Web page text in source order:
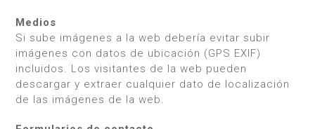
Medios
Si sube imágenes a la web debería evitar subir
imágenes con datos de ubicación (GPS EXIF)
incluidos. Los visitantes de la web pueden
descargar y extraer cualquier dato de localización
de las imágenes de la web.